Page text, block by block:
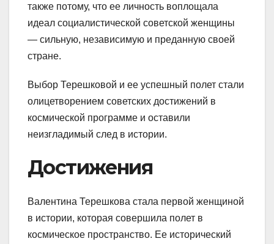
также потому, что ее личность воплощала
идеал социалистической советской женщины
— сильную, независимую и преданную своей
стране.
Выбор Терешковой и ее успешный полет стали
олицетворением советских достижений в
космической программе и оставили
неизгладимый след в истории.
Достижения
Валентина Терешкова стала первой женщиной
в истории, которая совершила полет в
космическое пространство. Ее исторический